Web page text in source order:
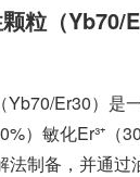
粒（Yb70/
Er30）是
）敏化Er³⁺
法制备，并通